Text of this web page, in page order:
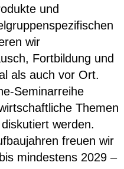
und
wir
Fortbildung und
als auch vor Ort.
Seminarreihe
Themen
werden.
freuen wir
mindestens 2029 –